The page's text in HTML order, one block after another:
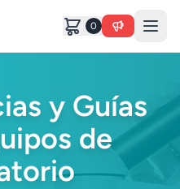
0
y Guías
de